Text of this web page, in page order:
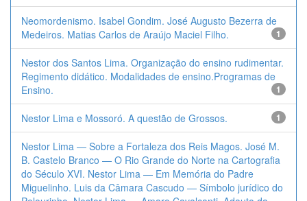
Neomordenismo. Isabel Gondim. José Augusto Bezerra de
Medeiros. Matias Carlos de Araújo Maciel Filho.
1
Nestor dos Santos Lima. Organização do ensino rudimentar.
Regimento didático. Modalidades de ensino.Programas de
Ensino.
1
Nestor Lima e Mossoró. A questão de Grossos. 1
Nestor Lima — Sobre a Fortaleza dos Reis Magos. José M.
B. Castelo Branco — O Rio Grande do Norte na Cartografia
do Século XVI. Nestor Lima — Em Memória do Padre
Miguelinho. Luis da Câmara Cascudo — Símbolo jurídico do